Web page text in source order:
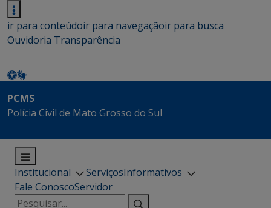
ir para conteúdoir para navegaçãoir para busca
Ouvidoria Transparência
PCMS
Polícia Civil de Mato Grosso do Sul
Institucional ServiçosInformativos
Fale ConoscoServidor
Pesquisar